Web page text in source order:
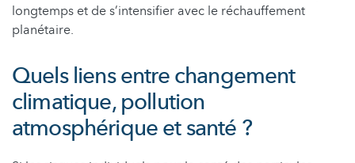
longtemps et de s’intensifier avec le réchauffement
planétaire.
Quels liens entre changement
climatique, pollution
atmosphérique et santé ?